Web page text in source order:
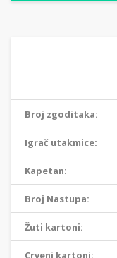
Broj zgoditaka:
Igrač utakmice:
Kapetan:
Broj Nastupa:
Žuti kartoni:
Crveni kartoni: